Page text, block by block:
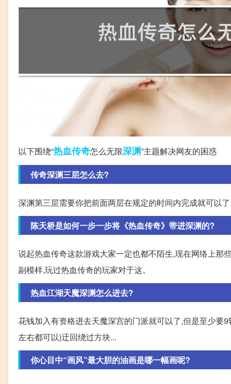
以下围绕“热血传奇怎么无限深渊”主题解决网友的困惑
传奇深渊三层怎么去?
深渊第三层需要你把前面两层在规定的时间内完成就可以
陈天桥是如何一步一步将《热血传奇》带进深渊的?
说起热血传奇这款游戏大家一定也都不陌生,现在网络上那
副模样,玩过热血传奇的玩家对于这。
热血江湖天魔深渊怎么进去?
花钱加入有资格进去天魔深宫的门派就可以了,但是至少要
左右都可以)迂回绕过方块...
你心目中“画风”最大胆的油画是哪一幅画呢?